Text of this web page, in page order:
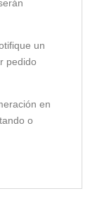
un
pedido
en
o